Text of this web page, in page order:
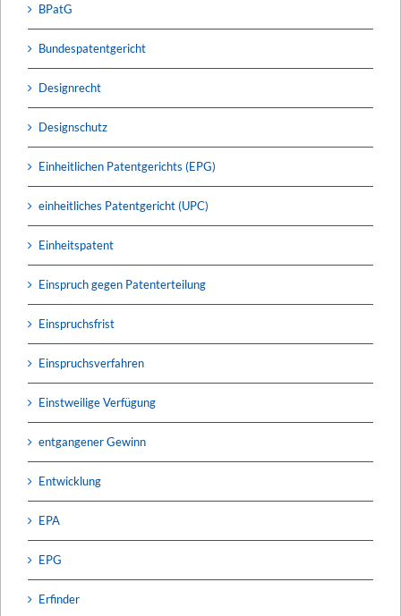
BPatG
Bundespatentgericht
Designrecht
Designschutz
Einheitlichen Patentgerichts (EPG)
einheitliches Patentgericht (UPC)
Einheitspatent
Einspruch gegen Patenterteilung
Einspruchsfrist
Einspruchsverfahren
Einstweilige Verfügung
entgangener Gewinn
Entwicklung
EPA
EPG
Erfinder